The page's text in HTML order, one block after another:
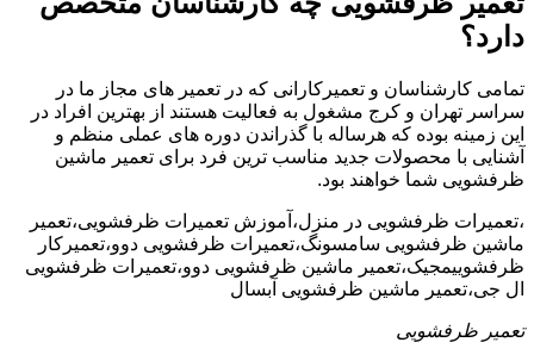
دارد؟
تمامی کارشناسان و تعمیرکارانی که در تعمیر های مجاز ما در
سراسر تهران و کرج مشغول به فعالیت هستند از بهترین افراد در
این زمینه بوده که هرساله با گذراندن دوره های عملی منظم و
آشنایی با محصولات جدید مناسب ترین فرد برای تعمیر ماشین
ظرفشویی شما خواهند بود.
،تعمیرات ظرفشویی در منزل،آموزش تعمیرات ظرفشویی،تعمیر
ماشین ظرفشویی سامسونگ،تعمیرات ظرفشویی دوو،تعمیرکار
ظرفشوییمجیک،تعمیر ماشین ظرفشویی دوو،تعمیرات ظرفشویی
ال جی،تعمیر ماشین ظرفشویی آبسال
تعمیر ظرفشویی